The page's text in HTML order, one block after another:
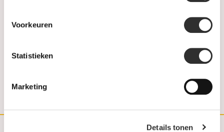
Voorkeuren
Statistieken
Marketing
Details tonen
(030) 692 22 92
Slotlaan 254-256 | 3701 GV Zeist